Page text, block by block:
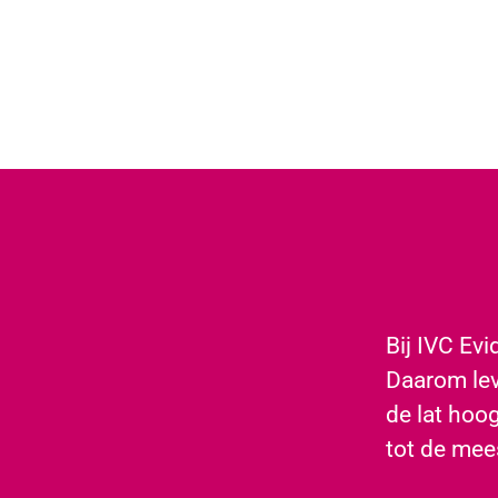
​Bij IVC
Daarom
de lat
tot de